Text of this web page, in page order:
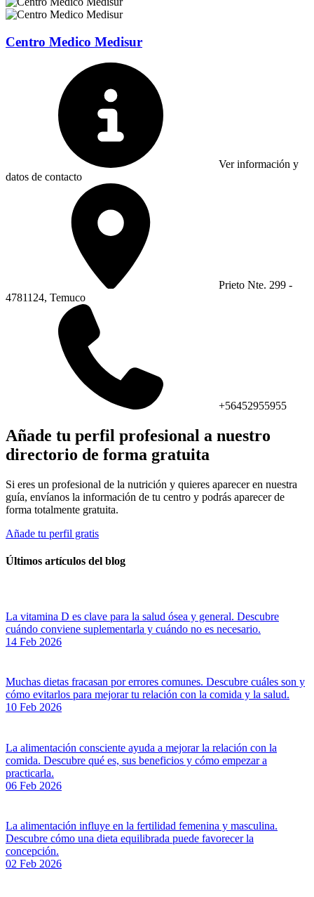
Centro Medico Medisur
Ver información y
datos de contacto
Prieto Nte. 299 -
4781124, Temuco
+56452955955
Añade tu perfil profesional a nuestro
directorio de forma gratuita
Si eres un profesional de la nutrición y quieres aparecer en nuestra
guía, envíanos la información de tu centro y podrás aparecer de
forma totalmente gratuita.
Añade tu perfil gratis
Últimos artículos del blog
La vitamina D es clave para la salud ósea y general. Descubre
cuándo conviene suplementarla y cuándo no es necesario.
14 Feb 2026
Muchas dietas fracasan por errores comunes. Descubre cuáles son y
cómo evitarlos para mejorar tu relación con la comida y la salud.
10 Feb 2026
La alimentación consciente ayuda a mejorar la relación con la
comida. Descubre qué es, sus beneficios y cómo empezar a
practicarla.
06 Feb 2026
La alimentación influye en la fertilidad femenina y masculina.
Descubre cómo una dieta equilibrada puede favorecer la
concepción.
02 Feb 2026